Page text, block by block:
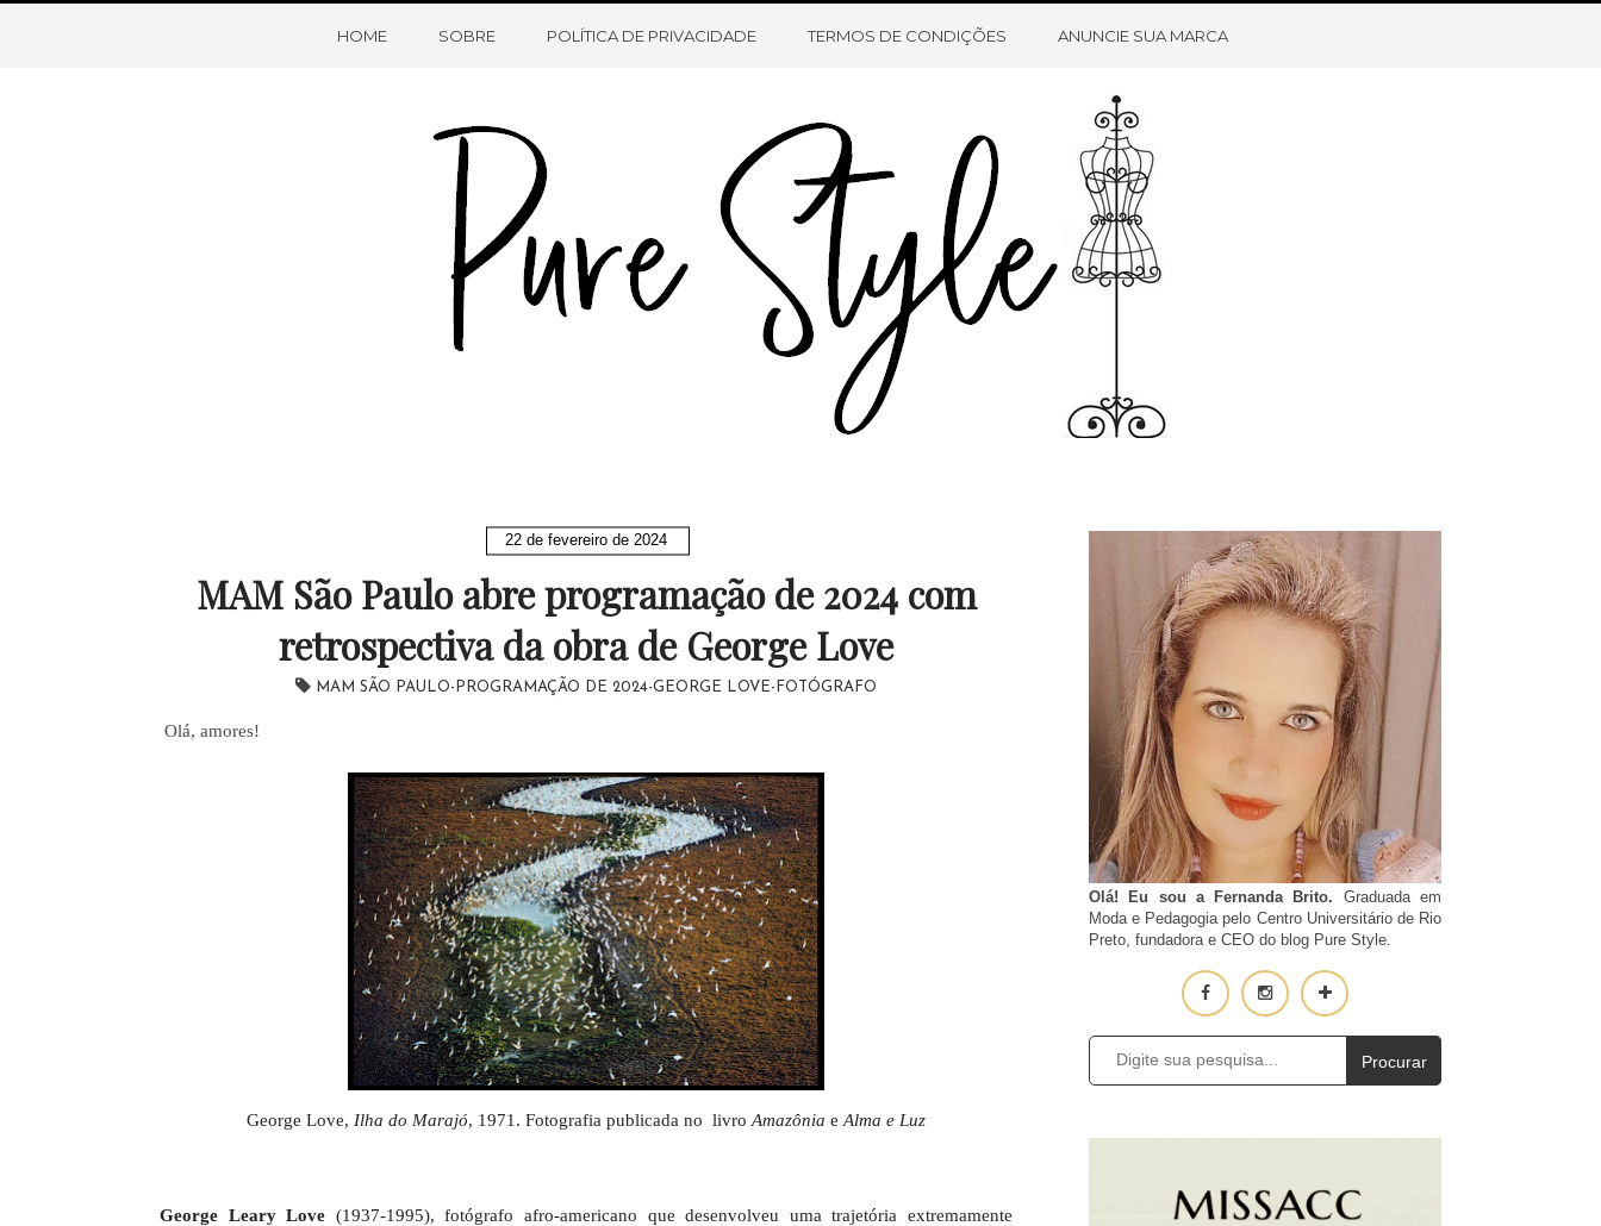
HOME SOBRE O BLOG CONTATO
HOME SOBRE POLÍTICA DE PRIVACIDADE TERMOS DE CONDIÇÕES ANUNCIE SUA MARCA
22 de fevereiro de 2024
MAM São Paulo abre programação de 2024 com
retrospectiva da obra de George Love
MAM SÃO PAULO-PROGRAMAÇÃO DE 2024-GEORGE LOVE-FOTÓGRAFO
Olá, amores!
George Love, Ilha do Marajó, 1971. Fotografia publicada no livro Amazônia e Alma e Luz
George Leary Love (1937-1995), fotógrafo afro-americano que desenvolveu uma trajetória extremamente
Olá! Eu sou a Fernanda Brito. Graduada em
Moda e Pedagogia pelo Centro Universitário de Rio
Preto, fundadora e CEO do blog Pure Style.
Procurar